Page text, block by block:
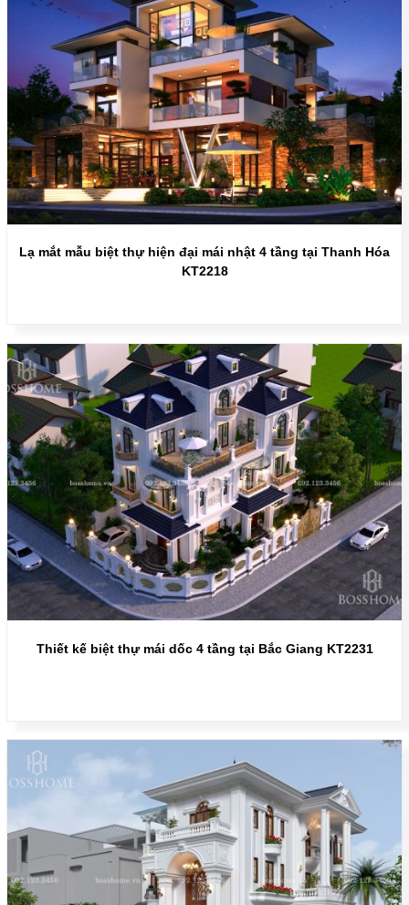
Lạ mắt mẫu biệt thự hiện đại mái nhật 4 tầng tại Thanh Hóa
KT2218
Thiết kế biệt thự mái dốc 4 tầng tại Bắc Giang KT2231